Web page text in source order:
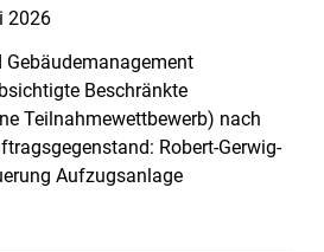
2026
Beschränkte
Teilnahmewettbewerb) nach
Robert-Gerwig-
Aufzugsanlage